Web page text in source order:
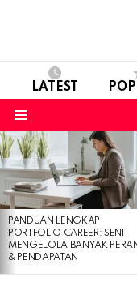
LATEST
LATEST
STORIES
PANDUAN LENGKAP
PORTFOLIO CAREER: SENI
MENGELOLA BANYAK
& PENDAPATAN